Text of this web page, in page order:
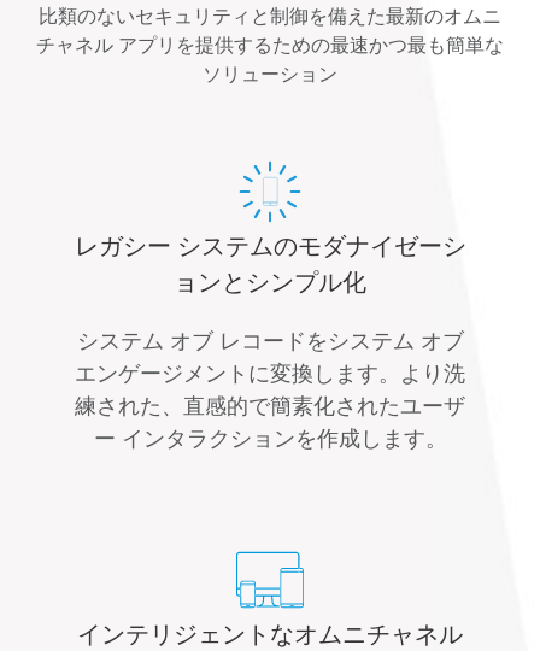
比類のないセキュリティと制御を備えた最新のオムニ
チャネル アプリを提供するための最速かつ最も簡単な
ソリューション
レガシー システムのモダナイゼーシ
ョンとシンプル化
システム オブ レコードをシステム オブ
エンゲージメントに変換します。より洗
練された、直感的で簡素化されたユーザ
ー インタラクションを作成します。
インテリジェントなオムニチャネル